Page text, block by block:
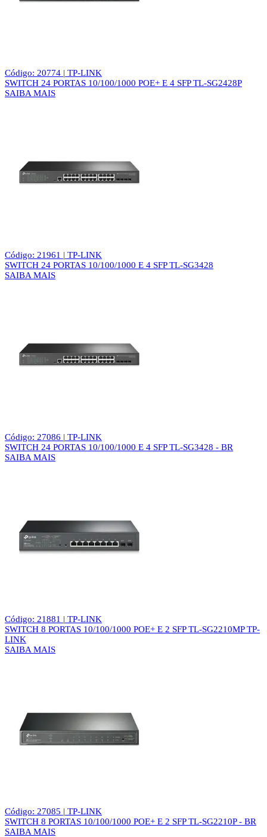
Código: 20774 | TP-LINK
SWITCH 24 PORTAS 10/100/1000 POE+ E 4 SFP TL-SG2428P
SAIBA MAIS
Código: 21961 | TP-LINK
SWITCH 24 PORTAS 10/100/1000 E 4 SFP TL-SG3428
SAIBA MAIS
Código: 27086 | TP-LINK
SWITCH 24 PORTAS 10/100/1000 E 4 SFP TL-SG3428 - BR
SAIBA MAIS
Código: 21881 | TP-LINK
SWITCH 8 PORTAS 10/100/1000 POE+ E 2 SFP TL-SG2210MP TP-
LINK
SAIBA MAIS
Código: 27085 | TP-LINK
SWITCH 8 PORTAS 10/100/1000 POE+ E 2 SFP TL-SG2210P - BR
SAIBA MAIS